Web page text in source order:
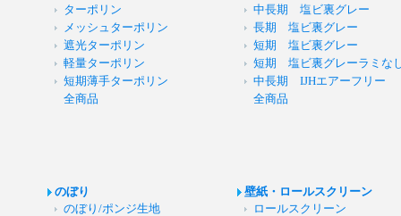
ターポリン
メッシュターポリン
遮光ターポリン
軽量ターポリン
短期薄手ターポリン
全商品
中長期 塩ビ裏グレー
長期 塩ビ裏グレー
短期 塩ビ裏グレー
短期 塩ビ裏グレーラミな
中長期 IJHエアーフリー
全商品
のぼり
のぼり/ポンジ生地
壁紙・ロールスクリーン
ロールスクリーン